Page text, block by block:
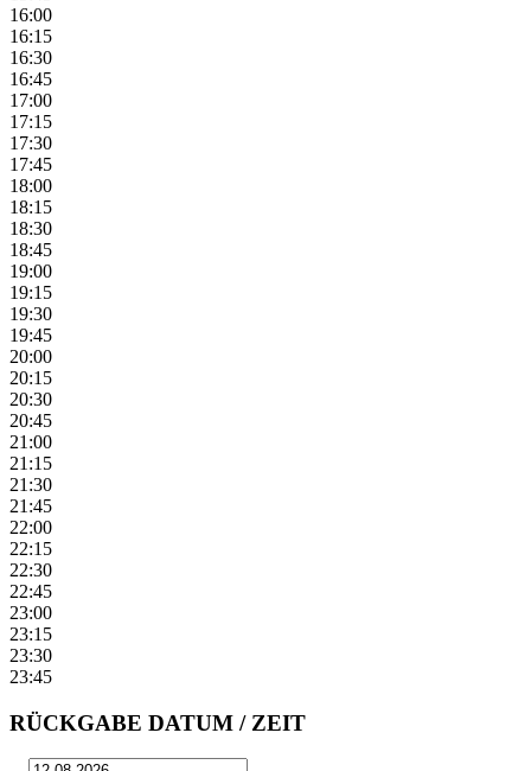
16:00
16:15
16:30
16:45
17:00
17:15
17:30
17:45
18:00
18:15
18:30
18:45
19:00
19:15
19:30
19:45
20:00
20:15
20:30
20:45
21:00
21:15
21:30
21:45
22:00
22:15
22:30
22:45
23:00
23:15
23:30
23:45
RÜCKGABE DATUM / ZEIT